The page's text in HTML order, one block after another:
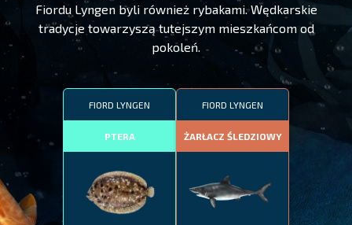
Fiordu Lyngen byli również rybakami. Wędkarskie
tradycje towarzyszą tutejszym mieszkańcom od
pokoleń.
FIORD LYNGEN
PTERA
FIORD LYNGEN
ŻARŁACZ ŚLEDZIOWY